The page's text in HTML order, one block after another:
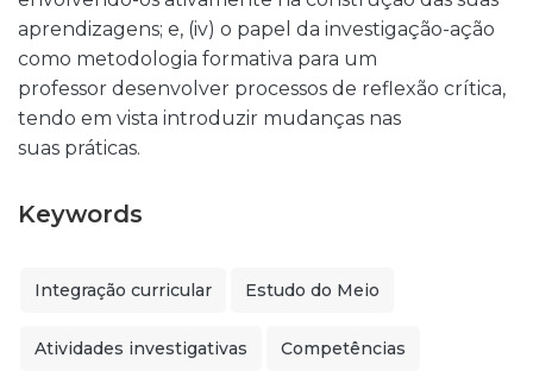
aprendizagens; e, (iv) o papel da investigação-ação
como metodologia formativa para um
professor desenvolver processos de reflexão crítica,
tendo em vista introduzir mudanças nas
suas práticas.
Keywords
Integração curricular Estudo do Meio
Atividades investigativas Competências